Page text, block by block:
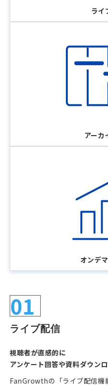
ライ
アーカ
オンデ
01
ライブ配信
視聴者が直感的に
アンケート回答や資料ダウン
FanGrowthの「ライブ配信機